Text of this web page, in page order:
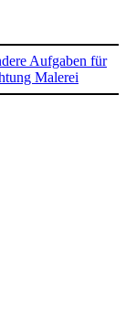
Aufgaben für
Malerei